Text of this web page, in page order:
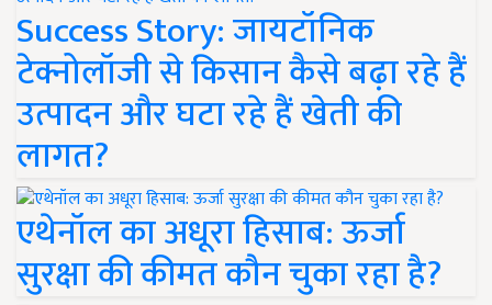
Success Story: जायटॉनिक
टेक्नोलॉजी से किसान कैसे बढ़ा रहे हैं
उत्पादन और घटा रहे हैं खेती की
लागत?
एथेनॉल का अधूरा हिसाब: ऊर्जा
सुरक्षा की कीमत कौन चुका रहा है?